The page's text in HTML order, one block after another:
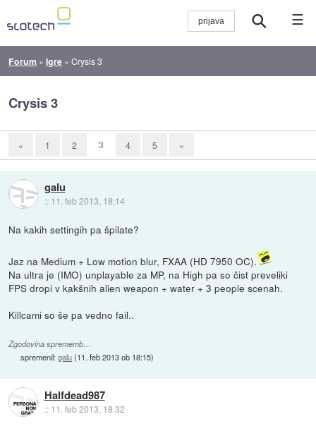
☰
Forum »Igre »Crysis 3
Crysis 3
« 1 2 3 4 5 »
galu
:: 11. feb 2013, 18:14
Na kakih settingih pa špilate?
Jaz na Medium + Low motion blur, FXAA (HD 7950 OC).
Na ultra je (IMO) unplayable za MP, na High pa so čist preveliki
FPS dropi v kakšnih alien weapon + water + 3 people scenah.
Killcami so še pa vedno fail..
Zgodovina sprememb…
spremenil:galu(11. feb 2013 ob 18:15)
Halfdead987
:: 11. feb 2013, 18:32